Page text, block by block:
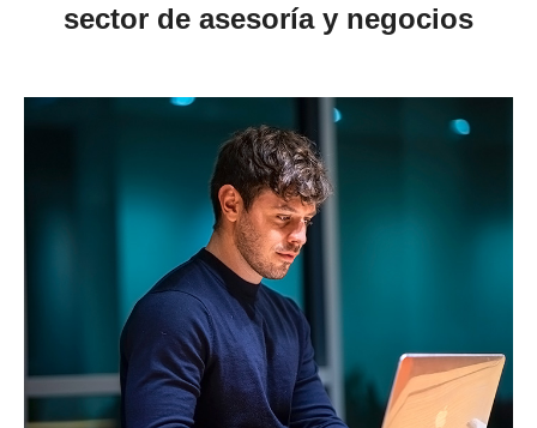
sector de asesoría y negocios